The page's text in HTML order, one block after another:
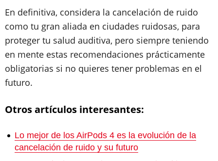
En definitiva, considera la cancelación de ruido
como tu gran aliada en ciudades ruidosas, para
proteger tu salud auditiva, pero siempre teniendo
en mente estas recomendaciones prácticamente
obligatorias si no quieres tener problemas en el
futuro.
Otros artículos interesantes:
Lo mejor de los AirPods 4 es la evolución de la
cancelación de ruido y su futuro